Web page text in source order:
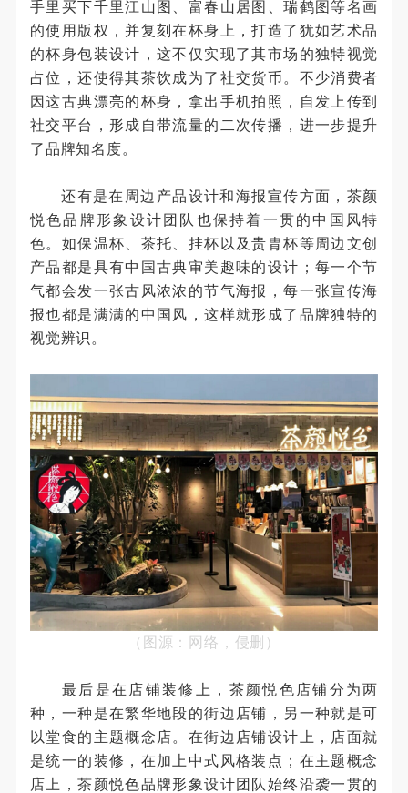
手里买下千里江山图、富春山居图、瑞鹤图等名画
的使用版权，并复刻在杯身上，打造了犹如艺术品
的杯身包装设计，这不仅实现了其市场的独特视觉
占位，还使得其茶饮成为了社交货币。不少消费者
因这古典漂亮的杯身，拿出手机拍照，自发上传到
社交平台，形成自带流量的二次传播，进一步提升
了品牌知名度。
还有是在周边产品设计和海报宣传方面，茶颜
悦色品牌形象设计团队也保持着一贯的中国风特
色。如保温杯、茶托、挂杯以及贵胄杯等周边文创
产品都是具有中国古典审美趣味的设计；每一个节
气都会发一张古风浓浓的节气海报，每一张宣传海
报也都是满满的中国风，这样就形成了品牌独特的
视觉辨识。
（图源：网络，侵删）
最后是在店铺装修上，茶颜悦色店铺分为两
种，一种是在繁华地段的街边店铺，另一种就是可
以堂食的主题概念店。在街边店铺设计上，店面就
是统一的装修，在加上中式风格装点；在主题概念
店上，茶颜悦色品牌形象设计团队始终沿袭一贯的